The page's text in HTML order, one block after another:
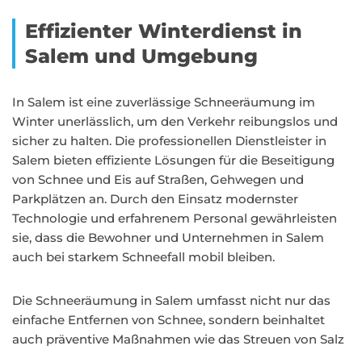
Effizienter Winterdienst in
Salem und Umgebung
In Salem ist eine zuverlässige Schneeräumung im
Winter unerlässlich, um den Verkehr reibungslos und
sicher zu halten. Die professionellen Dienstleister in
Salem bieten effiziente Lösungen für die Beseitigung
von Schnee und Eis auf Straßen, Gehwegen und
Parkplätzen an. Durch den Einsatz modernster
Technologie und erfahrenem Personal gewährleisten
sie, dass die Bewohner und Unternehmen in Salem
auch bei starkem Schneefall mobil bleiben.
Die Schneeräumung in Salem umfasst nicht nur das
einfache Entfernen von Schnee, sondern beinhaltet
auch präventive Maßnahmen wie das Streuen von Salz